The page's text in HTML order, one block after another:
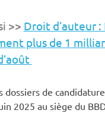
>> Droit d’auteur
plus de 1
dossiers de
2025 au siège du